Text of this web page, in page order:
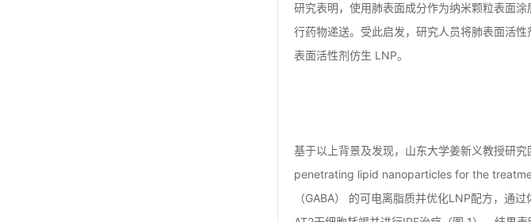
研究表明，使用肺表面成分作为纳米颗粒表面
行药物递送。受此启发，研究人员将肺表面活
表面活性剂仿生 LNP。
基于以上背景及发现，山东大学姜新义教授研
penetrating lipid nanoparticles for the
（GABA） 的可电离脂质并优化LNP配方，通